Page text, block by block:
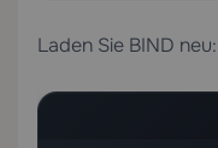
Laden Sie BIND neu: